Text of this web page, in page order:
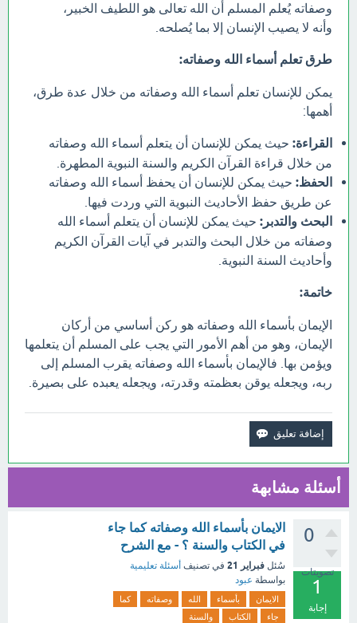
وصفاته يُعلم المسلم أن الله تعالى هو اللطيف الخبير،
وأنه لا يصيب الإنسان إلا بما يُصلحه.
طرق تعلم أسماء الله وصفاته:
يمكن للإنسان تعلم أسماء الله وصفاته من خلال عدة طرق،
أهمها:
القراءة: حيث يمكن للإنسان أن يتعلم أسماء الله وصفاته
من خلال قراءة القرآن الكريم والسنة النبوية المطهرة.
الحفظ: حيث يمكن للإنسان أن يحفظ أسماء الله وصفاته
عن طريق حفظ الأحاديث النبوية التي وردت فيها.
البحث والتدبر: حيث يمكن للإنسان أن يتعلم أسماء الله
وصفاته من خلال البحث والتدبر في آيات القرآن الكريم
وأحاديث السنة النبوية.
خاتمة:
الإيمان بأسماء الله وصفاته هو ركن أساسي من أركان
الإيمان، وهو من أهم الأمور التي يجب على المسلم أن يتعلمها
ويؤمن بها. فالإيمان بأسماء الله وصفاته يقرب المسلم إلى
ربه، ويجعله يوقن بعظمته وقدرته، ويجعله يعبده على بصيرة.
أسئلة مشابهة
0
تصويتات
1
إجابة
الايمان بأسماء الله وصفاته كما جاء
في الكتاب والسنة ؟ - مع الشرح
سُئل فبراير 21 في تصنيف أسئلة تعليمية
بواسطة عبود
الايمان بأسماء الله وصفاته
كما
جاء
الكتاب والسنة